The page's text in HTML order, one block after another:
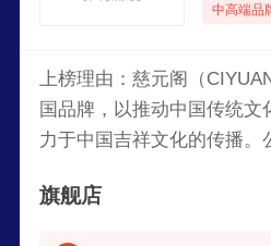
中高端品
上榜理由：慈元阁（
国品牌，以推动中国传统文
力于中国吉祥文化的传播。
姻缘福子吉祥礼品、健康平
旗舰店